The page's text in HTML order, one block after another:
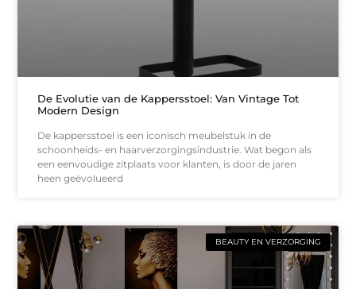
De Evolutie van de Kappersstoel: Van Vintage Tot
Modern Design
De kappersstoel is een iconisch meubelstuk in de
schoonheids- en haarverzorgingsindustrie. Wat begon als
een eenvoudige zitplaats voor klanten, is door de jaren
heen geëvolueerd
BEAUTY EN VERZORGING